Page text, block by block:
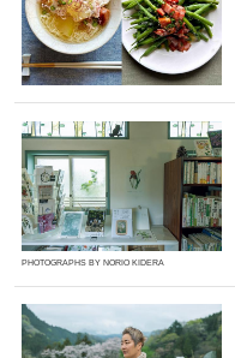
PHOTOGRAPHS BY NORIO KIDERA